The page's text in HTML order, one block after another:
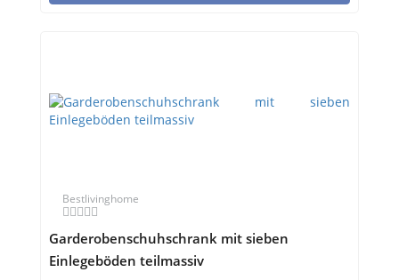
Bestlivinghome
Garderobenschuhschrank mit sieben
Einlegeböden teilmassiv